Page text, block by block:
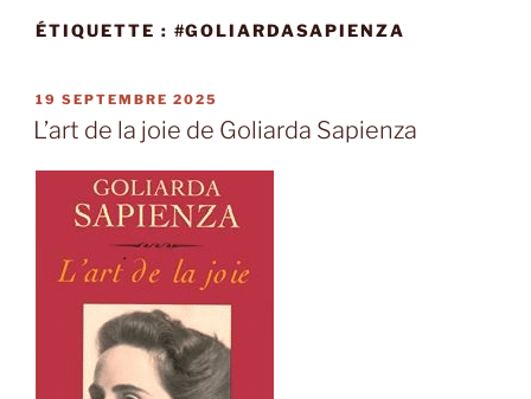
ÉTIQUETTE : #GOLIARDASAPIENZA
PUBLIÉ
LE
19 SEPTEMBRE 2025
L’art de la joie de Goliarda Sapienza